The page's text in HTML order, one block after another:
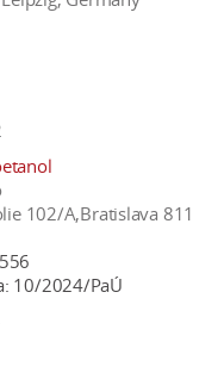
102/A,Bratislava 811
10/2024/PaÚ